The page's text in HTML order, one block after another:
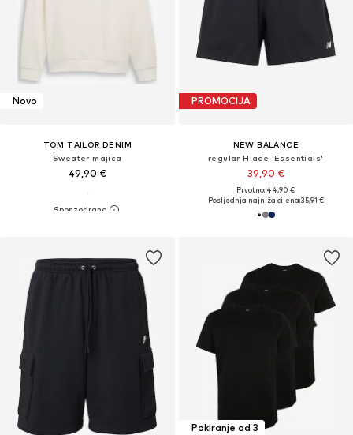
Novo
TOM TAILOR DENIM
Sweater majica
49,90 €
PROMOCIJA
NEW BALANCE
regular Hlače 'Essentials'
39,90 €
Prvotno: 44,90 €
Posljednja najniža cijena:35,91 €
Pakiranje od 3